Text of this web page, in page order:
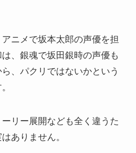
ニメで坂本太郎の声優を担
、銀魂で坂田銀時の声優も
、パクリではないかという
リー展開なども全く違うた
ありません。